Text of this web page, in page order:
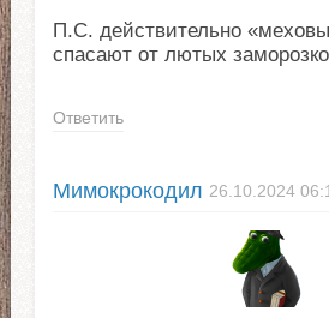
П.С. действительно
спасают от лютых
Ответить
Мимокрокодил 26.10.2024